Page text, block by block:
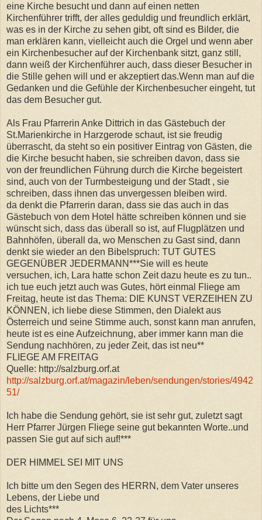
eine Kirche besucht und dann auf einen netten
Kirchenführer trifft, der alles geduldig und freundlich erklärt,
was es in der Kirche zu sehen gibt, oft sind es Bilder, die
man erklären kann, vielleicht auch die Orgel und wenn aber
ein Kirchenbesucher auf der Kirchenbank sitzt, ganz still,
dann weiß der Kirchenführer auch, dass dieser Besucher in
die Stille gehen will und er akzeptiert das.Wenn man auf die
Gedanken und die Gefühle der Kirchenbesucher eingeht, tut
das dem Besucher gut.
Als Frau Pfarrerin Anke Dittrich in das Gästebuch der
St.Marienkirche in Harzgerode schaut, ist sie freudig
überrascht, da steht so ein positiver Eintrag von Gästen, die
die Kirche besucht haben, sie schreiben davon, dass sie
von der freundlichen Führung durch die Kirche begeistert
sind, auch von der Turmbesteigung und der Stadt , sie
schreiben, dass ihnen das unvergessen bleiben wird.
da denkt die Pfarrerin daran, dass sie das auch in das
Gästebuch von dem Hotel hätte schreiben können und sie
wünscht sich, dass das überall so ist, auf Flugplätzen und
Bahnhöfen, überall da, wo Menschen zu Gast sind, dann
denkt sie wieder an den Bibelspruch: TUT GUTES
GEGENÜBER JEDERMANN***Sie will es heute
versuchen, ich, Lara hatte schon Zeit dazu heute es zu tun..
ich tue euch jetzt auch was Gutes, hört einmal Fliege am
Freitag, heute ist das Thema: DIE KUNST VERZEIHEN ZU
KÖNNEN, ich liebe diese Stimmen, den Dialekt aus
Österreich und seine Stimme auch, sonst kann man anrufen,
heute ist es eine Aufzeichnung, aber immer kann man die
Sendung nachhören, zu jeder Zeit, das ist neu**
FLIEGE AM FREITAG
Quelle: http://salzburg.orf.at
http://salzburg.orf.at/magazin/leben/sendungen/stories/4942
51/
Ich habe die Sendung gehört, sie ist sehr gut, zuletzt sagt
Herr Pfarrer Jürgen Fliege seine gut bekannten Worte..und
passen Sie gut auf sich auf!***
DER HIMMEL SEI MIT UNS
Ich bitte um den Segen des HERRN, dem Vater unseres
Lebens, der Liebe und
des Lichts***